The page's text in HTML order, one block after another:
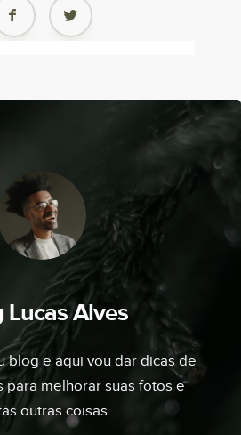
Lucas Alves
blog e aqui vou dar dicas de
para melhorar suas fotos e
outras coisas.